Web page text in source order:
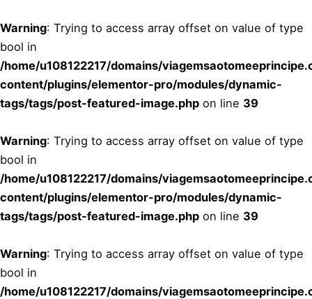
Warning: Trying to access array offset on value of type
bool in
/home/u108122217/domains/
content/plugins/elementor-pro/modules/dynamic-
tags/tags/post-featured-image.php on line 39
Warning: Trying to access array offset on value of type
bool in
/home/u108122217/domains/
content/plugins/elementor-pro/modules/dynamic-
tags/tags/post-featured-image.php on line 39
Warning: Trying to access array offset on value of type
bool in
/home/u108122217/domains/
to
content